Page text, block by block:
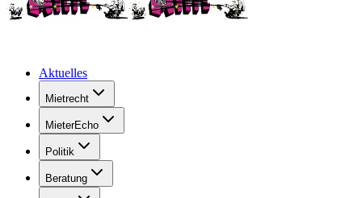
Aktuelles
Mietrecht
MieterEcho
Politik
Beratung